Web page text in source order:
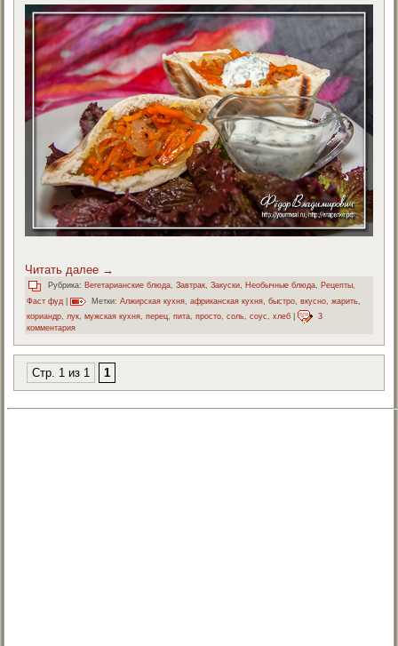
Читать далее →
Рубрика: Вегетарианские блюда,Завтрак,Закуски, Необычные блюда, Рецепты,
Фаст фуд
Метки: Алжирская кухня,африканская кухня,быстро,вкусно,жарить,
кориандр
лук ,мужская кухня ,перец ,пита ,просто ,соль ,соус ,хлеб |
3
комментария
Стр. 1 из 1 1